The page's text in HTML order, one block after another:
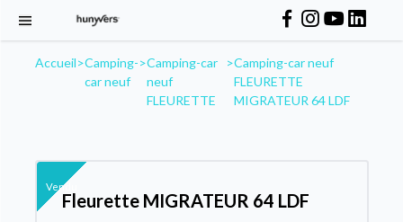
Accueil>Camping-
car neuf
>Camping-car
neuf
FLEURETTE
>Camping-car neuf
FLEURETTE
MIGRATEUR 64 LDF
Vendu
Fleurette MIGRATEUR 64 LDF